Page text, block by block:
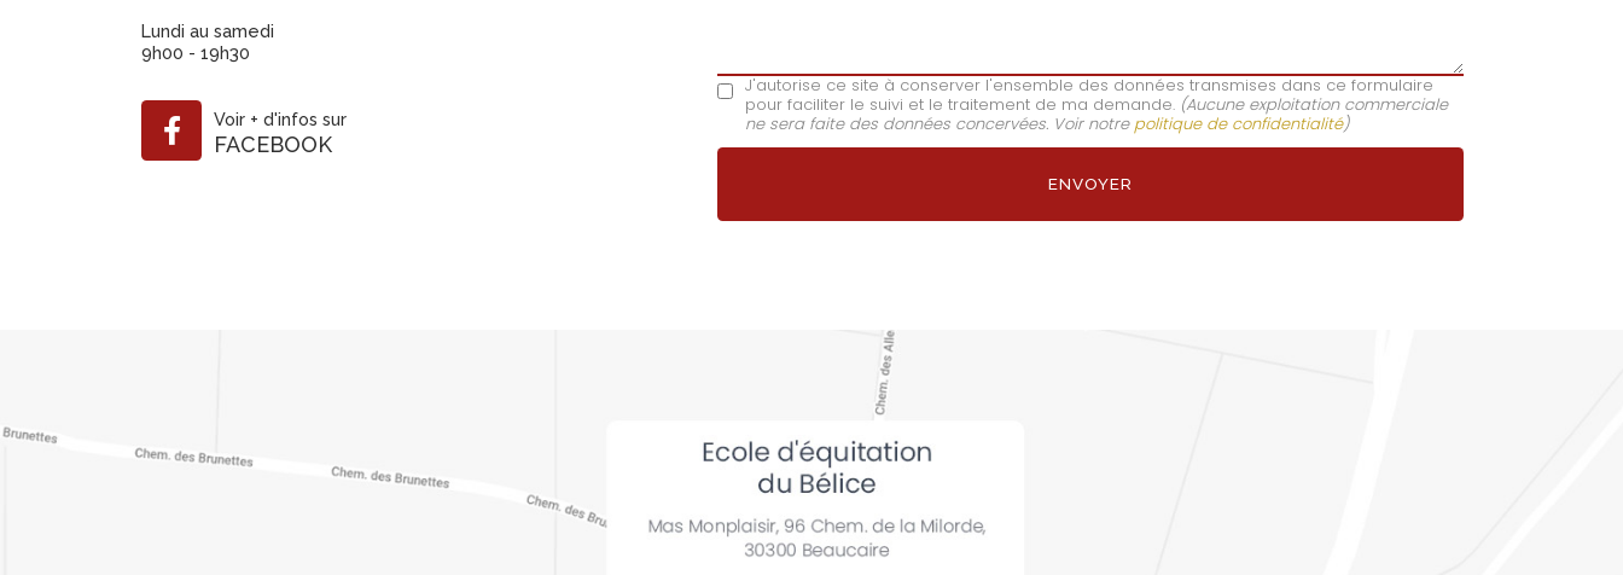
Lundi au samedi
9h00 - 19h30
Voir + d'infos sur
FACEBOOK
J'autorise ce site à conserver l'ensemble des données transmises dans ce formulaire
pour faciliter le suivi et le traitement de ma demande. (Aucune exploitation commerciale
ne sera faite des données concervées. Voir notre politique de confidentialité)